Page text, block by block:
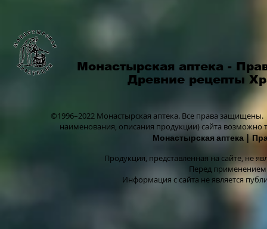
Монастырская аптека -
Древние рецепты
©1996–2022 Монастырская аптека. Все права защищены.
наименования, описания продукции) сайта
Монастырская аптека |
Продукция, представленная на сайте, не
Перед применением
Информация с сайта не является